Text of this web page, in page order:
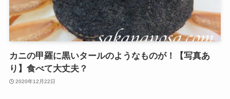
カニの甲羅に黒いタールのようなものが！【写真あ
り】食べて大丈夫？
2020年12月22日